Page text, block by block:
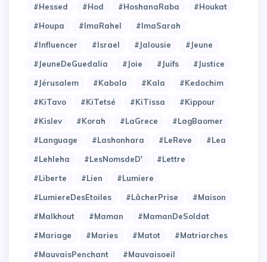
#Hessed
#Hod #HoshanaRaba
#Houkat
#Houpa
#ImaRahel
#ImaSarah
#Influencer
#Israel #Jalousie
#Jeune
#JeuneDeGuedalia
#Joie #Juifs
#Justice
#Jérusalem
#Kabala #Kala
#Kedochim
#KiTavo
#KiTetsé #KiTissa
#Kippour
#Kislev
#Korah #LaGrece
#LagBaomer
#Language
#Lashonhara #LeReve
#Lea
#Lehleha
#LesNomsdeD'
#Lettre
#Liberte
#Lien
#Lumiere
#LumiereDesEtoiles
#LâcherPrise
#Maison
#Malkhout
#Maman
#MamanDeSoldat
#Mariage
#Maries #Matot
#Matriarches
#MauvaisPenchant
#Mauvaisoeil